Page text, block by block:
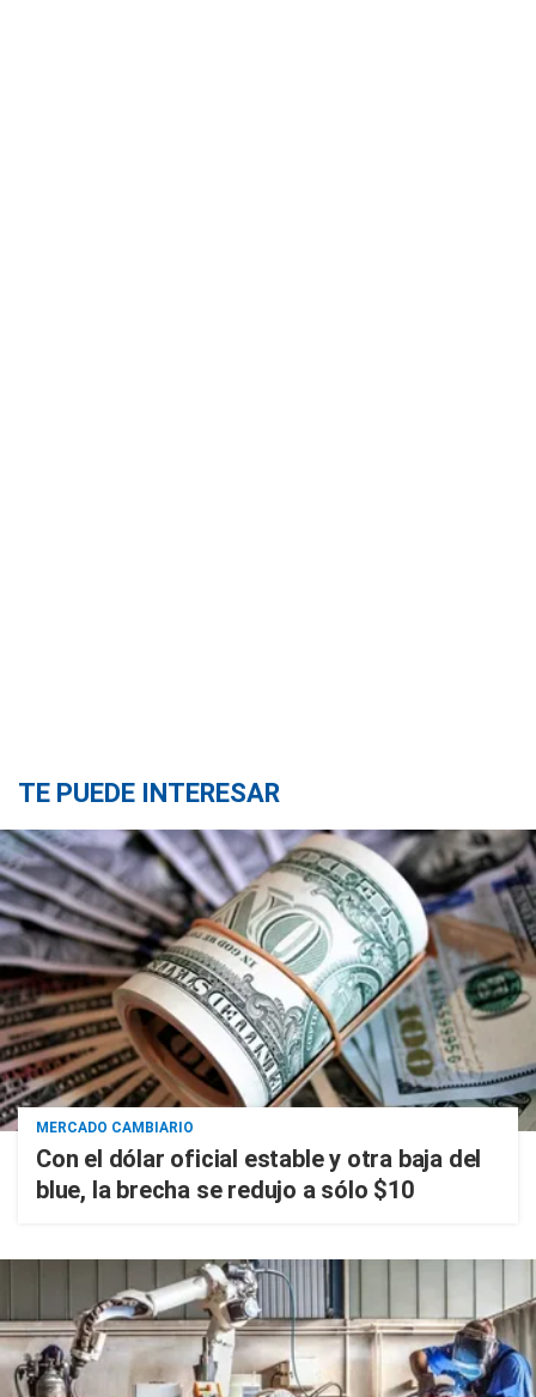
TE PUEDE INTERESAR
MERCADO CAMBIARIO
Con el dólar oficial estable y otra baja del
blue, la brecha se redujo a sólo $10